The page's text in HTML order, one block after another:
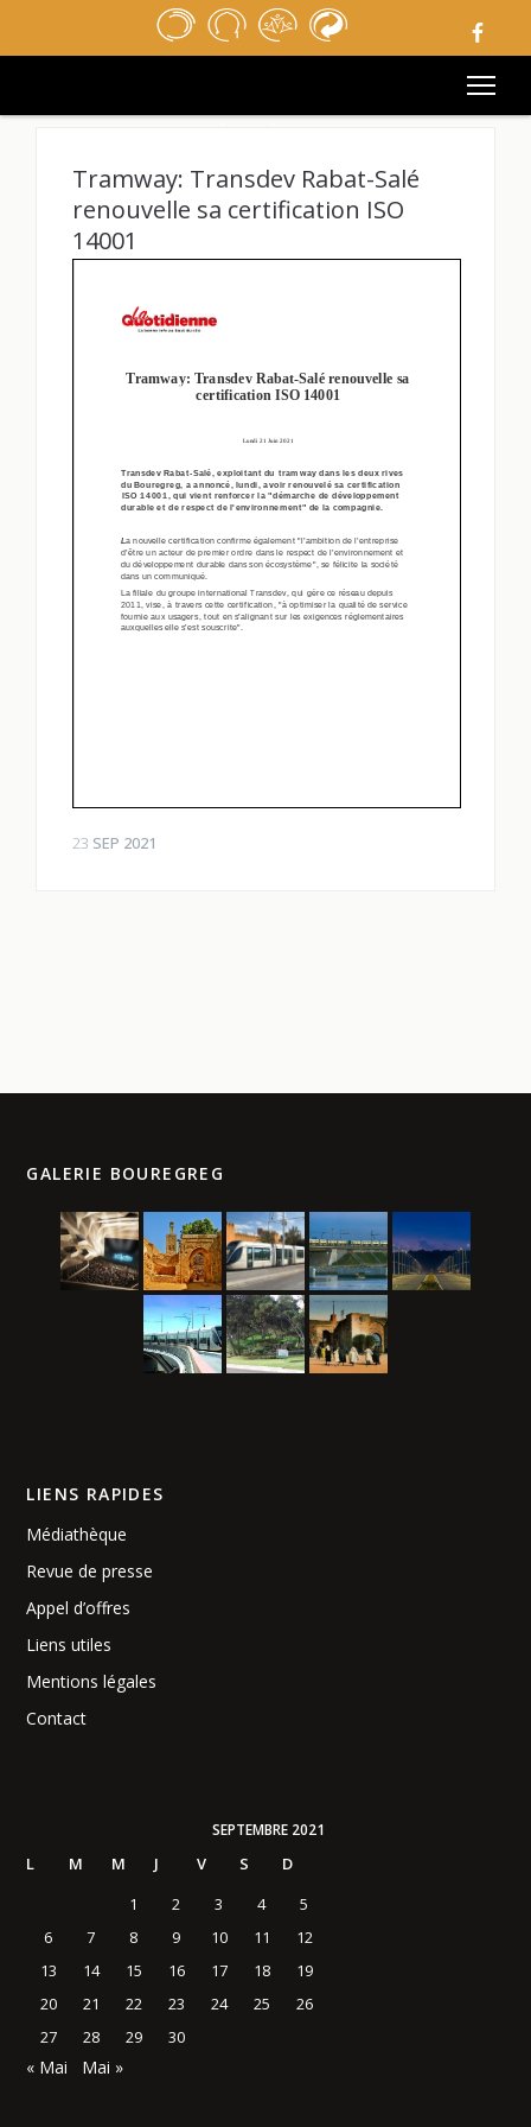
ACCUEIL
MENTIONS LÉGALES
CONTACT
Tramway: Transdev Rabat-Salé
renouvelle sa certification ISO
14001
23 SEP 2021
GALERIE BOUREGREG
LIENS RAPIDES
Médiathèque
Revue de presse
Appel d’offres
Liens utiles
Mentions légales
Contact
SEPTEMBRE 2021
L M M J V S
D
1
2 3 4
5
6
7 8 9 10 11
12
13
14 15 16 17 18
19
20
21 22 23 24 25
26
27
28 29 30
« Mai Mai »